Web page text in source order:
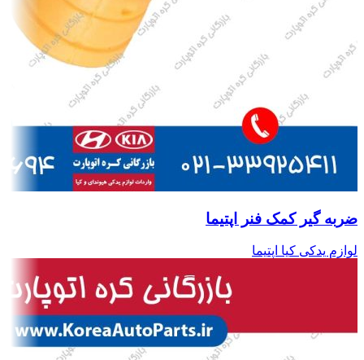
ضربه گیر کمک فنر اپتیما
لوازم یدکی کیا اپتیما